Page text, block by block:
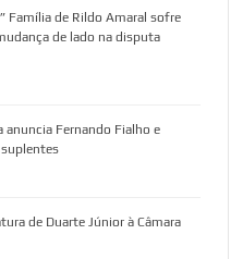
Família de Rildo Amaral sofre
de lado na disputa
anuncia Fernando Fialho e
de Duarte Júnior à Câmara